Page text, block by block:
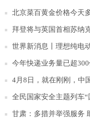
些“爱情打卡地”超浪漫
北京菜百黄金价格今天
拜登将与英国首相苏纳
火
世界新消息丨理想纯电
今年快递业务量已超
4月8日，就在刚刚，中
行加密_当前报道
全民国家安全主题列车
甘肃：多措并举强服务